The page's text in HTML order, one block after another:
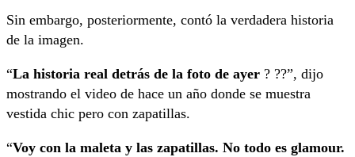
Sin embargo, posteriormente, contó la verdadera historia
de la imagen.
“La historia real detrás de la foto de ayer ? ??”, dijo
mostrando el video de hace un año donde se muestra
vestida chic pero con zapatillas.
“Voy con la maleta y las zapatillas. No todo es glamour.